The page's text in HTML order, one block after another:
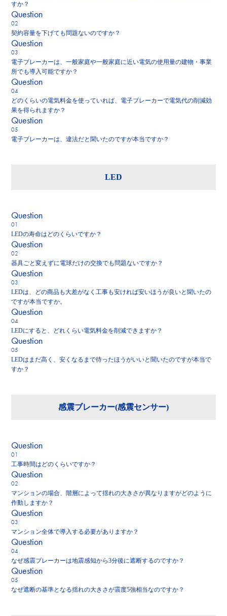
すか？
Question
契約容量を下げても問題ないのですか？
Question
電子ブレーカーは、一般家庭や一般家庭に近い電気の使用量の建物・事業
所でも導入可能ですか？
Question
どのくらいの電気料金を使っていれば、電子ブレーカーで電気代の削減効
果を得られますか？
Question
電子ブレーカーは、違法だと聞いたのですが本当ですか？
LED
Question
LEDの寿命はどのくらいですか？
Question
器具ごと変えずに電球だけの交換でも問題ないですか？
Question
LEDは、どの商品も大差がなく工事も安ければ安いほうが良いと聞いたの
ですが本当ですか。
Question
LEDにすると、どれくらい電気料金を削減できますか？
Question
LEDはまだ高く、安くなるまで待ったほうがいいと聞いたのですが本当で
すか？
感震ブレーカー(感震センサー)
Question
工事時間はどのくらいですか？
Question
マンションの場合、階層によって揺れの大きさが異なりますがどのように
作動しますか？
Question
マンション全体で導入する必要がありますか？
Question
なぜ感震ブレーカーは地震感知から3分後に遮断するのですか？
Question
なぜ遮断の基準となる揺れの大きさが震度5強相当なのですか？